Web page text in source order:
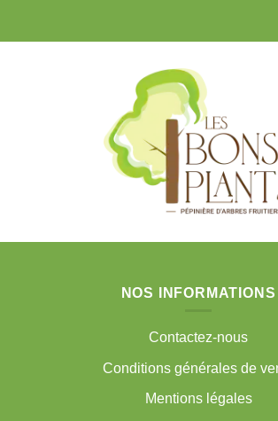
NOS INFORMATIONS
Contactez-nous
Conditions générales de
Mentions légales